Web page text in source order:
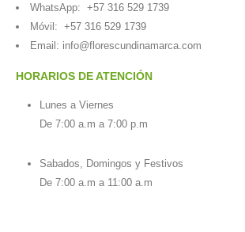
WhatsApp: +57 316 529 1739
Móvil: +57 316 529 1739
Email: info@florescundinamarca.com
HORARIOS DE ATENCIÓN
Lunes a Viernes
De 7:00 a.m a 7:00 p.m
Sabados, Domingos y Festivos
De 7:00 a.m a 11:00 a.m